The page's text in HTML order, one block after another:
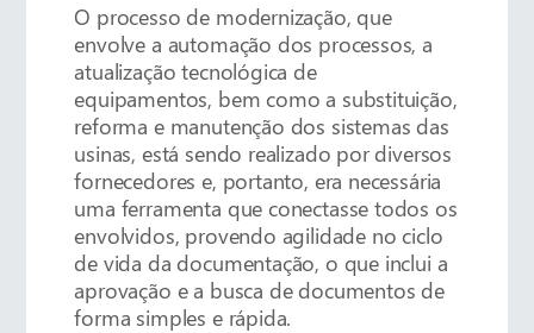
O processo de modernização, que
envolve a automação dos processos, a
atualização tecnológica de
equipamentos, bem como a substituição,
reforma e manutenção dos sistemas das
usinas, está sendo realizado por diversos
fornecedores e, portanto, era necessária
uma ferramenta que conectasse todos os
envolvidos, provendo agilidade no ciclo
de vida da documentação, o que inclui a
aprovação e a busca de documentos de
forma simples e rápida.